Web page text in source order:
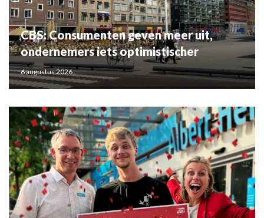
CBS: Consumenten geven meer uit,
ondernemers iets optimistischer
6 augustus 2026